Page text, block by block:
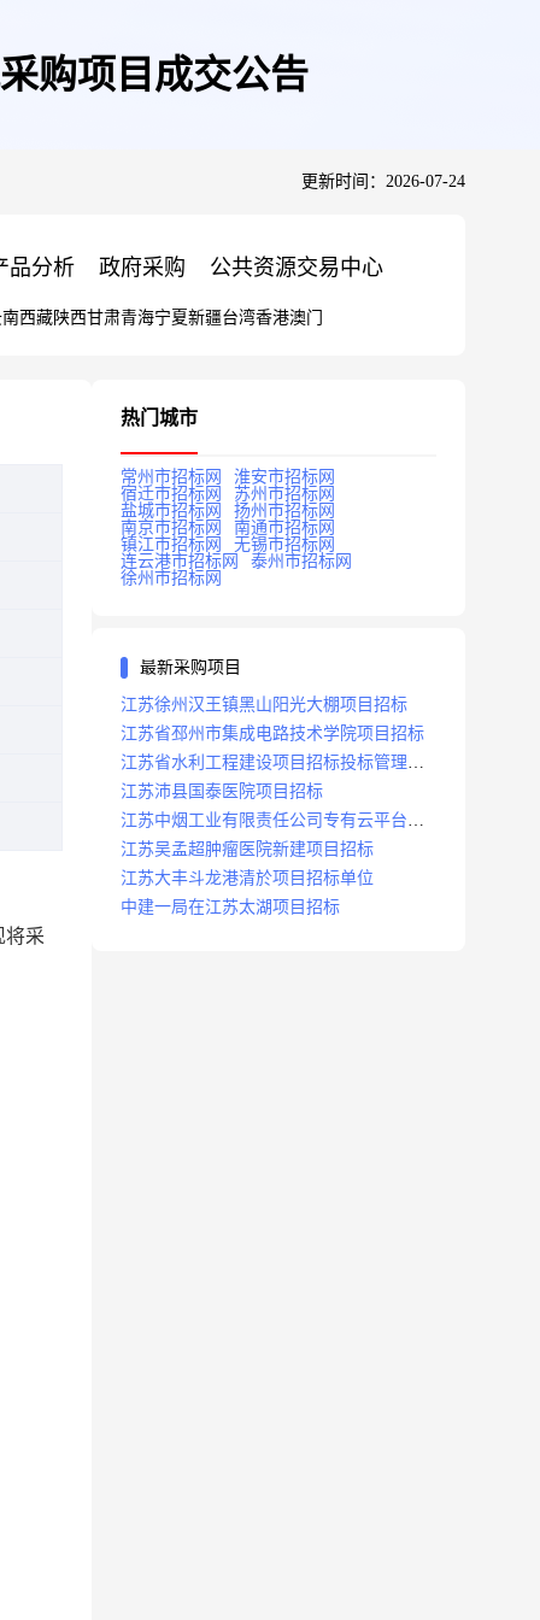
购项目成交公告
更新时间：2026-07-24
品分析 政府采购 公共资源交易中心
西藏陕西甘肃青海宁夏新疆台湾香港澳门
将采
热门城市
常州市招标网
淮安市招标网
宿迁市招标网
苏州市招标网
盐城市招标网
扬州市招标网
南京市招标网
南通市招标网
镇江市招标网
无锡市招标网
连云港市招标网
泰州市招标网
徐州市招标网
最新采购项目
江苏徐州汉王镇黑山阳光大棚项目招标
江苏省邳州市集成电路技术学院项目招标
江苏省水利工程建设项目招标投标管理办
法
江苏沛县国泰医院项目招标
江苏中烟工业有限责任公司专有云平台扩
容项目招标
江苏吴孟超肿瘤医院新建项目招标
江苏大丰斗龙港清於项目招标单位
中建一局在江苏太湖项目招标